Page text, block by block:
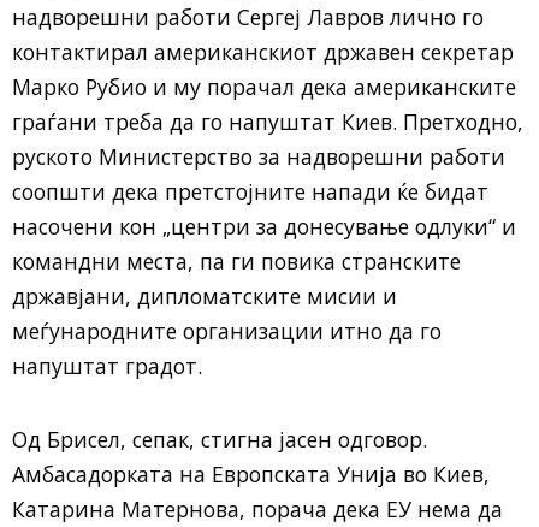
надворешни работи Сергеј Лавров лично го
контактирал американскиот државен секретар
Марко Рубио и му порачал дека американските
граѓани треба да го напуштат Киев. Претходно,
руското Министерство за надворешни работи
соопшти дека претстојните напади ќе бидат
насочени кон „центри за донесување одлуки“ и
командни места, па ги повика странските
државјани, дипломатските мисии и
меѓународните организации итно да го
напуштат градот.
Од Брисел, сепак, стигна јасен одговор.
Амбасадорката на Европската Унија во Киев,
Катарина Матернова, порача дека ЕУ нема да